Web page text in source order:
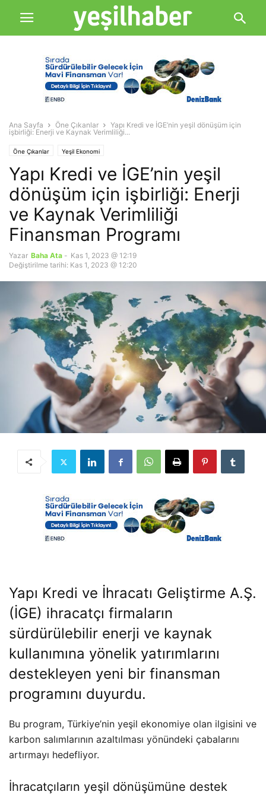
Ana Sayfa Öne Çıkanlar
Yapı Kredi ve İGE’nin yeşil dönüşüm için
işbirliği: Enerji ve Kaynak Verimliliği...
Öne Çıkanlar Yeşil Ekonomi
Yapı Kredi ve İGE’nin yeşil
dönüşüm için işbirliği: Enerji
ve Kaynak Verimliliği
Finansman Programı
Yazar Baha Ata - Kas 1, 2023 @ 12:19
Değiştirilme tarihi: Kas 1, 2023 @ 12:20
Yapı Kredi ve İhracatı Geliştirme A.Ş.
(İGE) ihracatçı firmaların
sürdürülebilir enerji ve kaynak
kullanımına yönelik yatırımlarını
destekleyen yeni bir finansman
programını duyurdu.
Bu program, Türkiye’nin yeşil ekonomiye olan ilgisini ve
karbon salımlarının azaltılması yönündeki çabalarını
artırmayı hedefliyor.
İhracatçıların yeşil dönüşümüne destek